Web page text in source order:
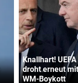
Knallhart! UEFA
droht erneut mit
WM-Boykott